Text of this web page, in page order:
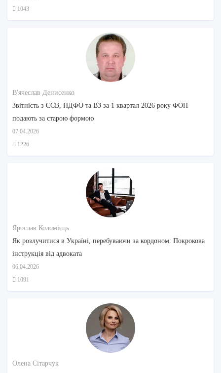
1043
В'ячеслав Денисенко
Звітність з ЄСВ, ПДФО та ВЗ за 1 квартал 2026 року ФОП
подають за старою формою
07.04.2026
1226
Ярослав Коломієць
Як розлучитися в Україні, перебуваючи за кордоном: Покрокова
інструкція від адвоката
06.04.2026
1091
Олена Сітарчук